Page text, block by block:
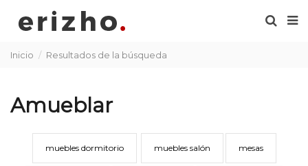
Inicio Resultados de la búsqueda
Amueblar
muebles dormitorio muebles salón mesas